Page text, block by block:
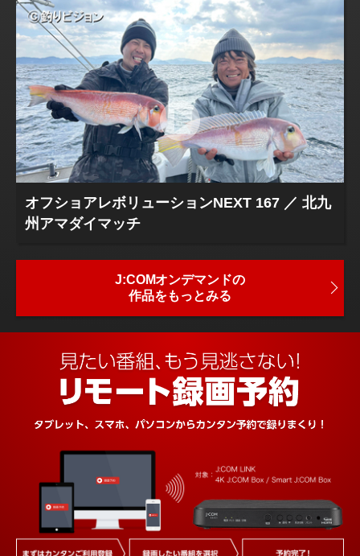
オフショアレボリューションNEXT 167 ／ 北九
州アマダイマッチ
J:COMオンデマンドの
作品をもっとみる